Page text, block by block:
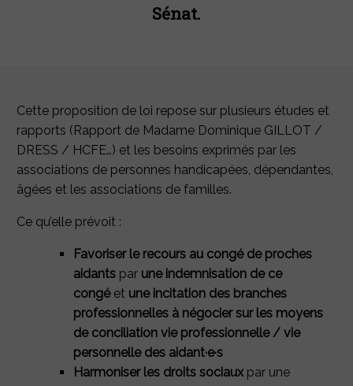
Sénat.
Cette proposition de loi repose sur plusieurs études et
rapports (Rapport de Madame Dominique GILLOT /
DRESS / HCFE…) et les besoins exprimés par les
associations de personnes handicapées, dépendantes,
âgées et les associations de familles.
Ce qu’elle prévoit :
Favoriser le recours au congé de proches
aidants par une indemnisation de ce
congéet une incitation des branches
professionnelles à négocier sur les moyens
de conciliation vie professionnelle / vie
personnelle des aidant·e·s
Harmoniser les droits sociauxpar une